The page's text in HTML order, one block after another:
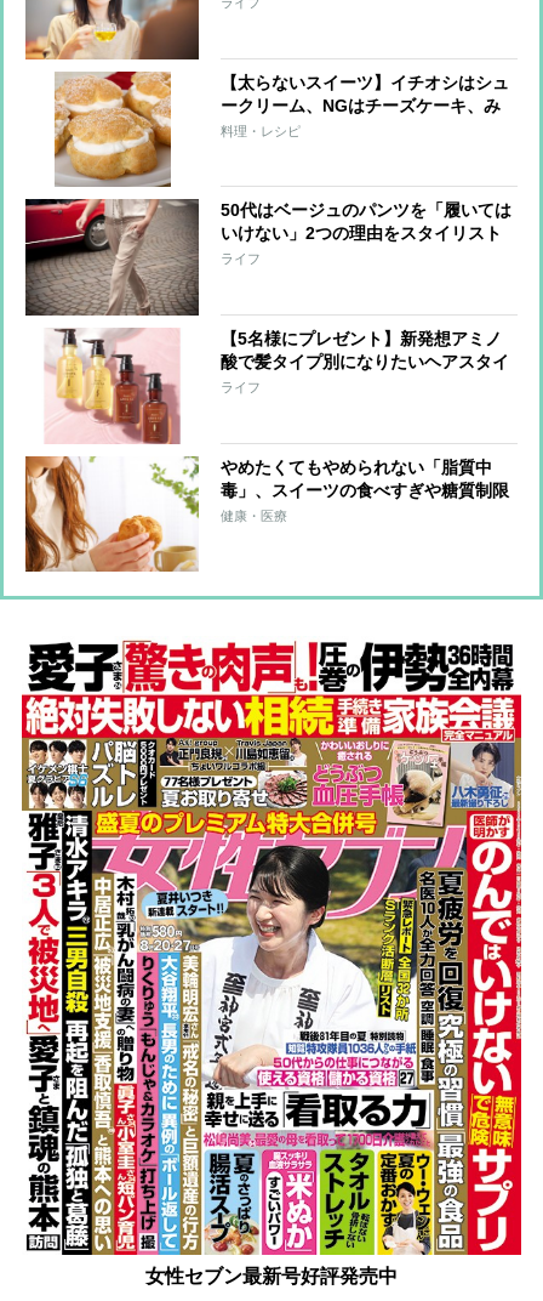
【太らないスイーツ】イチオシはシュ
ークリーム、NGはチーズケーキ、み
たらし団子
料理・レシピ
50代はベージュのパンツを「履いては
いけない」2つの理由をスタイリスト
が解説
ライフ
【5名様にプレゼント】新発想アミノ
酸で髪タイプ別になりたいヘアスタイ
ルを実現する『fracora AMISTA シャ
ライフ
やめたくてもやめられない「脂質中
毒」、スイーツの食べすぎや糖質制限
ダイエットも一因
健康・医療
女性セブン最新号好評発売中